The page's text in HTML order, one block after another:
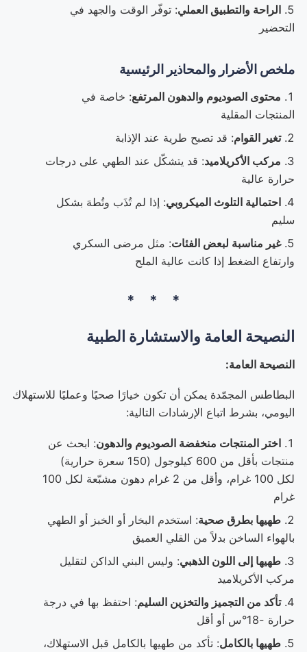
الراحة والتطبيق العملي: توفّر الوقت والجهد في
التحضير
ملخص الأضرار والمحاذير الرئيسية
محتوى الصوديوم والدهون المرتفع: خاصة في
المنتجات المقلية
تغير القوام: قد تصبح طرية عند الإذابة
مركب الأكريلاميد: قد يتشكّل عند الطهي على درجات
حرارة عالية
احتمالية التلوث الميكروبي: إذا لم تُذَب وتُطهَ بشكل
سليم
غير مناسبة لبعض الفئات: مثل مرضى السكري
وارتفاع الضغط إذا كانت عالية الملح
النصيحة العامة والاستشارة الطبية
النصيحة العامة:
البطاطس المجمّدة يمكن أن تكون خيارًا صحيًا وعمليًا للاستهلاك
اليومي، بشرط اتباع الإرشادات التالية:
اختر المنتجات منخفضة الصوديوم والدهون: ابحث عن
منتجات بأقل من 600 كيلوجول (150 سعرة حرارية)
لكل 100 غرام، وأقل من 2 غرام دهون مشبّعة لكل 100
غرام
طهيها بطرق صحية: استخدم البخار أو الخبز أو الطهي
بالهواء الساخن بدلاً من القلي العميق
طهيها إلى اللون الذهبي: وليس البني الداكن لتقليل
مركب الأكريلاميد
تأكد من التجميز والتخزين السليم: احتفظ بها في درجة
حرارة -18°س أو أقل
طهيها بالكامل: تأكد من طهيها بالكامل قبل الاستهلاك،